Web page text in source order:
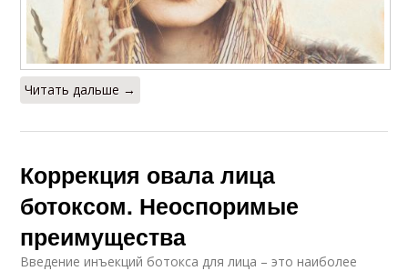
Читать дальше →
Коррекция овала лица
ботоксом. Неоспоримые
преимущества
Введение инъекций ботокса для лица – это наиболее